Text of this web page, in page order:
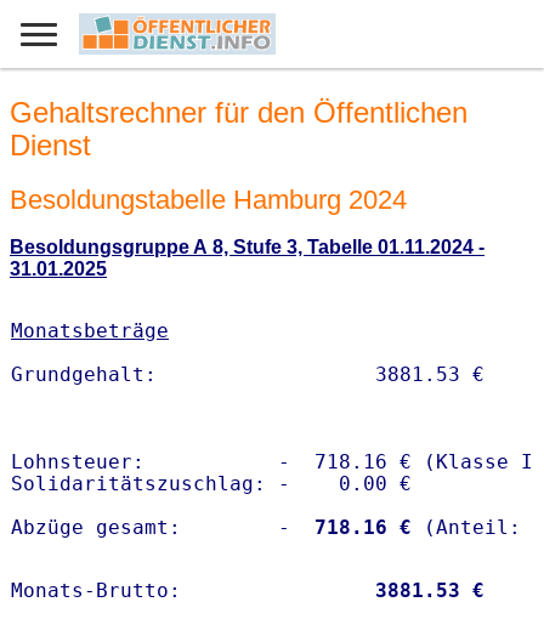
Gehaltsrechner für den Öffentlichen
Dienst
Besoldungstabelle Hamburg 2024
Besoldungsgruppe A 8, Stufe 3, Tabelle 01.11.2024 -
31.01.2025
Monatsbeträge
Lohnsteuer:           -  718.16 € (Klasse I)
Solidaritätszuschlag: -    0.00 €
Abzüge gesamt:        -
  718.16 €
Monats-Brutto: 3881.53 €